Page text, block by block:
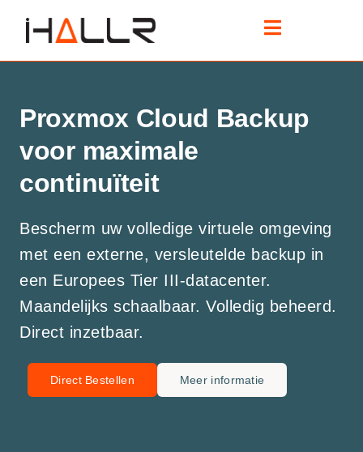
Proxmox Cloud Backup
voor maximale
continuïteit
Bescherm uw volledige virtuele omgeving
met een externe, versleutelde backup in
een Europees Tier III-datacenter.
Maandelijks schaalbaar. Volledig beheerd.
Direct inzetbaar.
Direct Bestellen Meer informatie